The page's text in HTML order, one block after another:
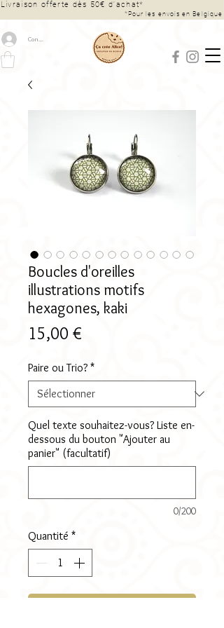
Connexion
Livraison offerte dès 50€ d’achat*
*Pour les envois en Belgique
Boucles d'oreilles
illustrations motifs
hexagones, kaki
15,00 €
Paire ou Trio? *
Quel texte souhaitez-vous? Liste en-
dessous du bouton "Ajouter au
panier" (facultatif)
0/200
Quantité *